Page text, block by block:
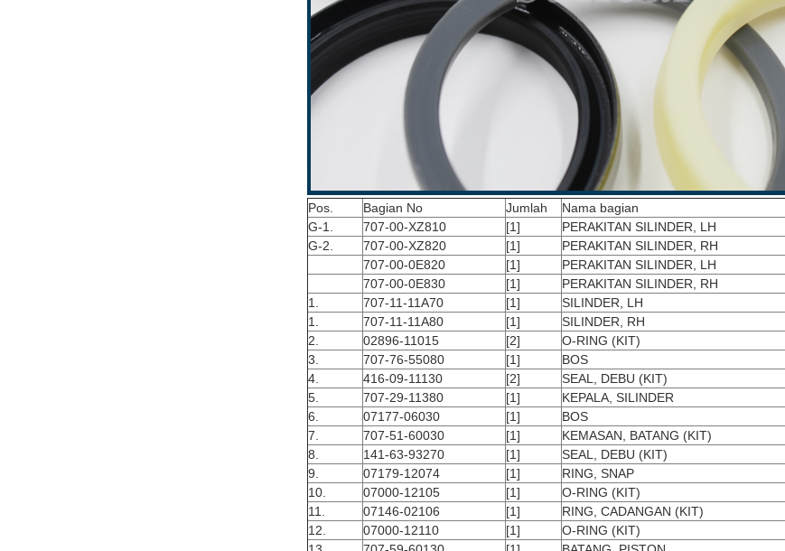
Pos. Bagian No Jumlah
Nama bagian
G-1.
707-00-XZ810 [1]
PERAKITAN SILINDER, LH
G-2.
707-00-XZ820 [1]
PERAKITAN SILINDER, RH
707-00-0E820
[1]
PERAKITAN SILINDER, LH
707-00-0E830
[1]
PERAKITAN SILINDER, RH
1.
707-11-11A70 [1]
SILINDER, LH
1.
707-11-11A80 [1]
SILINDER, RH
2.
02896-11015 [2]
O-RING (KIT)
3.
707-76-55080 [1]
BOS
4.
416-09-11130 [2]
SEAL, DEBU (KIT)
5.
707-29-11380 [1]
KEPALA, SILINDER
6.
07177-06030 [1]
BOS
7.
707-51-60030 [1]
KEMASAN, BATANG (KIT)
8.
141-63-93270 [1]
SEAL, DEBU (KIT)
9.
07179-12074 [1]
RING, SNAP
10.
07000-12105 [1]
O-RING (KIT)
11.
07146-02106 [1]
RING, CADANGAN (KIT)
12.
07000-12110 [1]
O-RING (KIT)